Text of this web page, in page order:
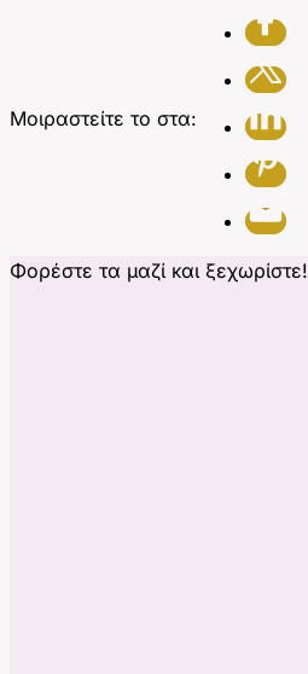
Μοιραστείτε το στα:
Φορέστε τα μαζί και ξεχωρίστε!